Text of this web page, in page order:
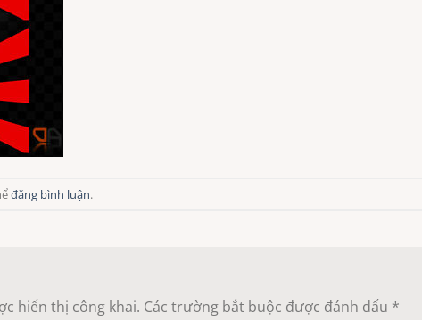
đăng bình luận.
hiển thị công khai. Các trường bắt buộc được đánh dấu *